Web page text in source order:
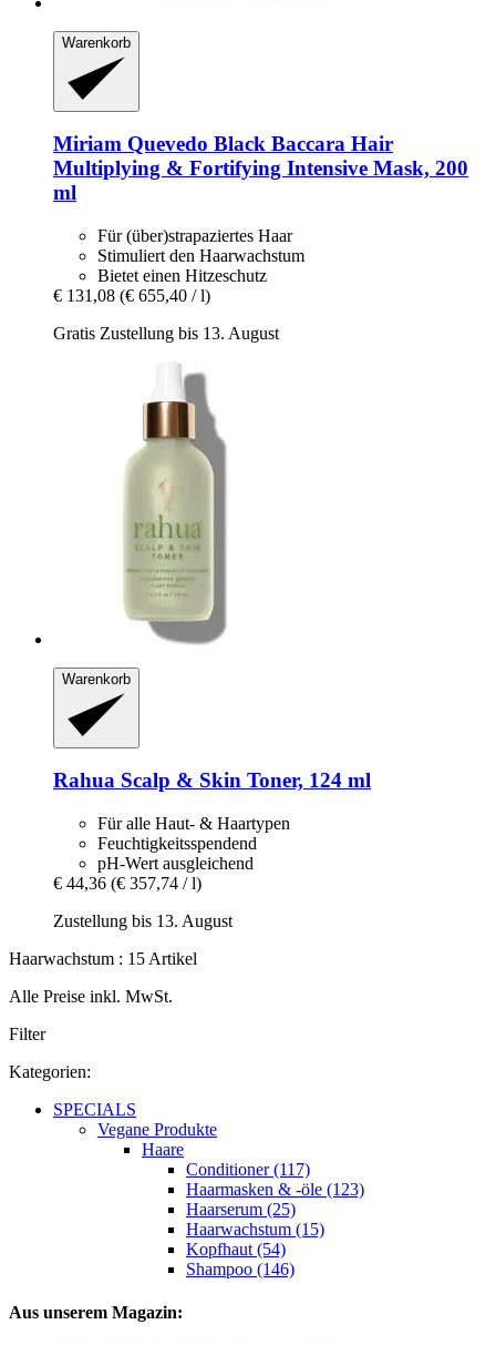
Warenkorb
Miriam Quevedo Black Baccara Hair
Multiplying & Fortifying Intensive Mask, 200
ml
Für (über)strapaziertes Haar
Stimuliert den Haarwachstum
Bietet einen Hitzeschutz
€ 131,08 (€ 655,40 / l)
Gratis Zustellung bis 13. August
Warenkorb
Rahua Scalp & Skin Toner, 124 ml
Für alle Haut- & Haartypen
Feuchtigkeitsspendend
pH-Wert ausgleichend
€ 44,36 (€ 357,74 / l)
Zustellung bis 13. August
Haarwachstum : 15 Artikel
Alle Preise inkl. MwSt.
Filter
Kategorien:
SPECIALS
Vegane Produkte
Haare
Conditioner (117)
Haarmasken & -öle (123)
Haarserum (25)
Haarwachstum (15)
Kopfhaut (54)
Shampoo (146)
Aus unserem Magazin: